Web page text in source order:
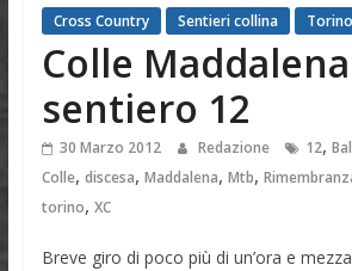
Cross Country Sentieri collina Torino
Colle
sentiero 12
30 Marzo 2012 Redazione 12,
Colle, discesa, Maddalena, Mtb,
torino, XC
Breve giro di poco più di un’ora e